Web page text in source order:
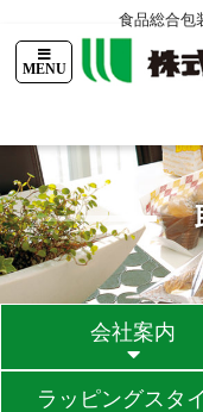
食品総合包
会社案内
ラッピングスタ